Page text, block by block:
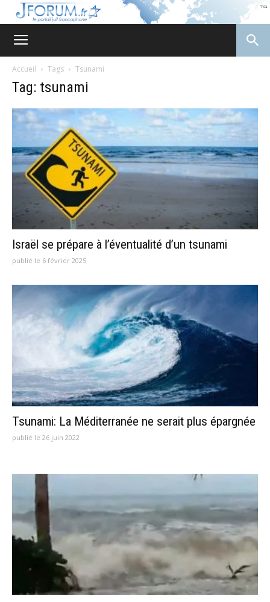
Accueil Tags Tsunami
Tag: tsunami
Israël se prépare à l’éventualité d’un tsunami
publié le 6 février 2025
Tsunami: La Méditerranée ne serait plus épargnée
publié le 26 juin 2022